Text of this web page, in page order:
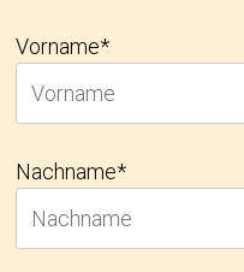
Vorname*
Nachname*